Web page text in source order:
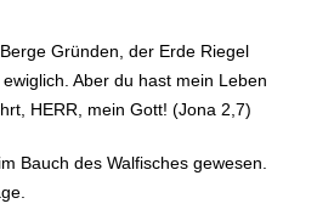
Gründen, der Erde Riegel
Aber du hast mein Leben
HERR, mein Gott! (Jona 2,7)
Bauch des Walfisches gewesen.